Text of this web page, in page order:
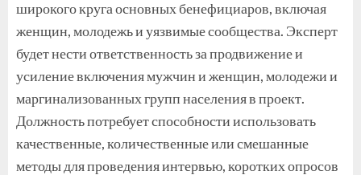
широкого круга основных бенефициаров, включая
женщин, молодежь и уязвимые сообщества. Эксперт
будет нести ответственность за продвижение и
усиление включения мужчин и женщин, молодежи и
маргинализованных групп населения в проект.
Должность потребует способности использовать
качественные, количественные или смешанные
методы для проведения интервью, коротких опросов